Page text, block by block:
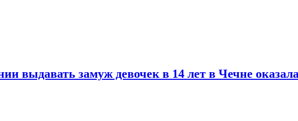
выдавать замуж девочек в 14 лет в Чечне